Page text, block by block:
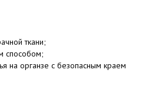
ткани;
способом;
на органзе с безопасным краем